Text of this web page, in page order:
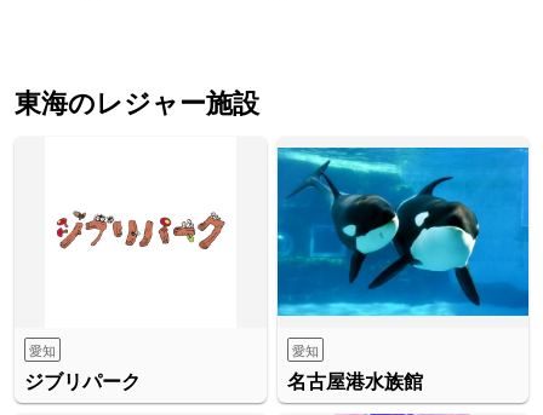
東海のレジャー施設
ジブリパーク
愛知
名古屋港水族館
愛知